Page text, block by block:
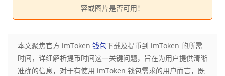
容或图片是否可用！
本文聚焦官方 imToken 钱包下载及提币到 imToken 的所需
时间，详细解析提币时间这一关键问题，旨在为用户提供清晰
准确的信息，对于有使用 imToken 钱包需求的用户而言，既